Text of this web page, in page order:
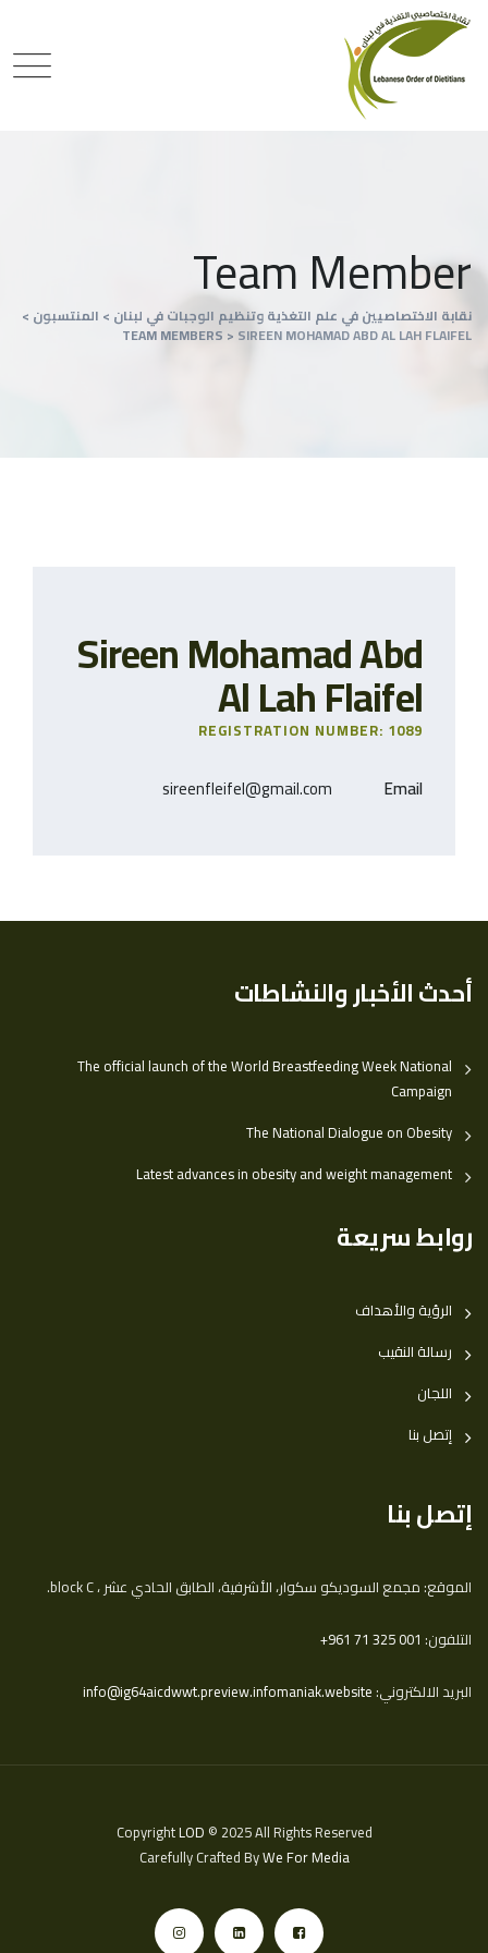
Team Member
نقابة الاختصاصيين في علم التغذية وتنظيم الوجبات في لبنان > المنتسبون >
TEAM MEMBERS > SIREEN MOHAMAD ABD AL LAH FLAIFEL
Sireen Mohamad Abd
Al Lah Flaifel
REGISTRATION NUMBER: 1089
Email
sireenfleifel@gmail.com
أحدث الأخبار والنشاطات
The official launch of the World Breastfeeding Week National
Campaign
The National Dialogue on Obesity
Latest advances in obesity and weight management
روابط سريعة
الرؤية والأهداف
رسالة النقيب
اللجان
إتصل بنا
إتصل بنا
الموقع: مجمع السوديكو سكوار، الأشرفية، الطابق الحادي عشر ، block C.
التلفون: ‎+961 71 325 001
البريد الالكتروني:info@ig64aicdwwt.preview.infomaniak.website
CopyrightLOD © 2025 All Rights Reserved
Carefully Crafted ByWe For Media